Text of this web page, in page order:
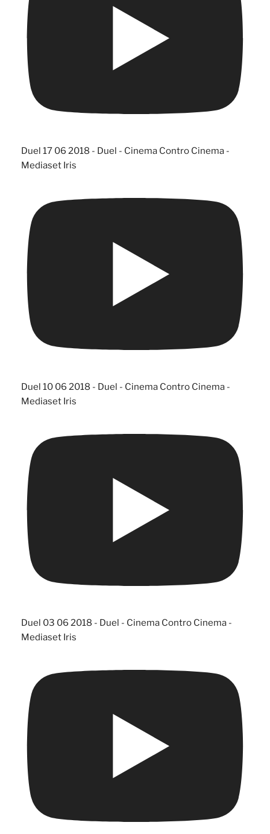
Duel 17 06 2018 - Duel - Cinema Contro Cinema -
Mediaset Iris
Duel 10 06 2018 - Duel - Cinema Contro Cinema -
Mediaset Iris
Duel 03 06 2018 - Duel - Cinema Contro Cinema -
Mediaset Iris